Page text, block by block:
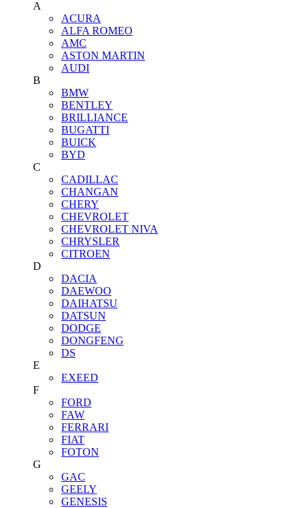
A
ACURA
ALFA ROMEO
AMC
ASTON MARTIN
AUDI
B
BMW
BENTLEY
BRILLIANCE
BUGATTI
BUICK
BYD
C
CADILLAC
CHANGAN
CHERY
CHEVROLET
CHEVROLET NIVA
CHRYSLER
CITROEN
D
DACIA
DAEWOO
DAIHATSU
DATSUN
DODGE
DONGFENG
DS
E
EXEED
F
FORD
FAW
FERRARI
FIAT
FOTON
G
GAC
GEELY
GENESIS